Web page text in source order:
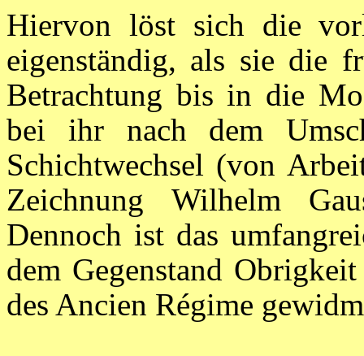
Hiervon löst sich die
eigenständig, als sie die
Betrachtung bis in die
bei ihr nach dem
Schichtwechsel (von
Zeichnung Wilhelm
Dennoch ist das
dem Gegenstand
des Ancien Régime